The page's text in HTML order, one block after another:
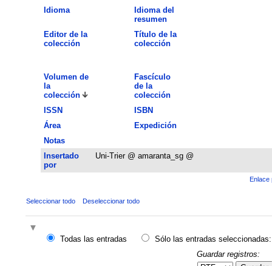
Idioma
Idioma del
resumen
Editor de la
colección
Título de la
colección
Volumen de
la
colección
Fascículo
de la
colección
ISSN
ISBN
Área
Expedición
Notas
Insertado
por
Uni-Trier @ amaranta_sg @
Enlace
Seleccionar todo Deseleccionar todo
Todas las entradas
Sólo las entradas seleccionadas:
Guardar registros: